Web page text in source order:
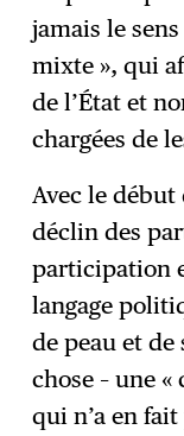
jamais le
mixte », qui
de l’État et
chargées de
Avec le début
déclin des
participation
langage
de peau et
chose – une
qui n’a en